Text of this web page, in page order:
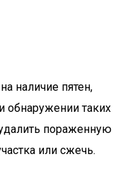
наличие пятен,
обнаружении таких
пораженную
или сжечь.